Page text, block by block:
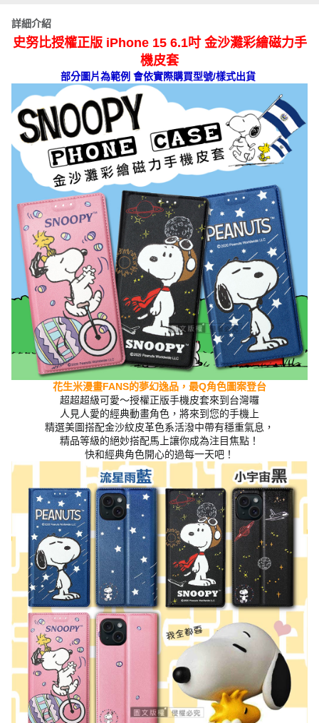
詳細介紹
史努比授權正版 iPhone 15 6.1吋 金沙灘彩繪磁力手
機皮套
部分圖片為範例 會依實際購買型號/樣式出貨
花生米漫畫FANS的夢幻逸品，最Q角色圖案登台
超超超級可愛～授權正版手機皮套來到台灣囉
人見人愛的經典動畫角色，將來到您的手機上
精選美圖搭配金沙紋皮革色系活潑中帶有穩重氣息，
精品等級的絕妙搭配馬上讓你成為注目焦點！
快和經典角色開心的過每一天吧！